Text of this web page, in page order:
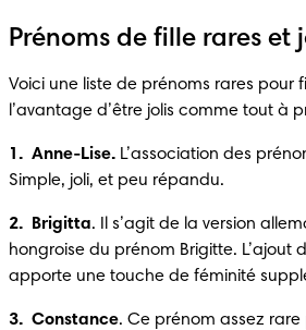
Prénoms de fille rares et
Voici une liste de prénoms rares pour
l’avantage d’être jolis comme tout à
1.  Anne-Lise. L’association des
Simple, joli, et peu répandu.
2.  Brigitta. Il s’agit de la version
hongroise du prénom Brigitte. L’ajout
apporte une touche de féminité
3.  Constance. Ce prénom assez rare